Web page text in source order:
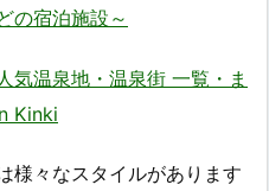
の宿泊施設～
気温泉地・温泉街 一覧・ま
Kinki
様々なスタイルがあります